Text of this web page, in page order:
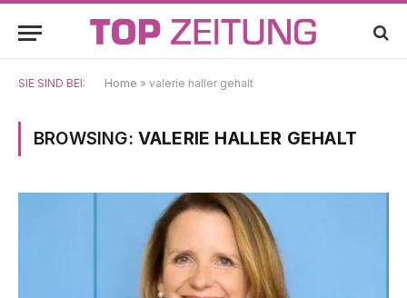
SIE SIND BEI: Home » valerie haller gehalt
BROWSING: VALERIE HALLER GEHALT